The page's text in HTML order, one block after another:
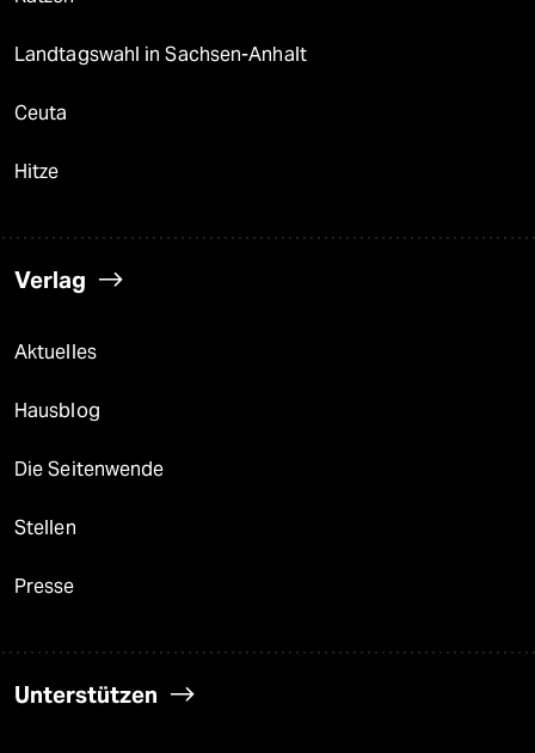
Landtagswahl in Sachsen-Anhalt
Ceuta
Hitze
Verlag
Aktuelles
Hausblog
Die Seitenwende
Stellen
Presse
Unterstützen